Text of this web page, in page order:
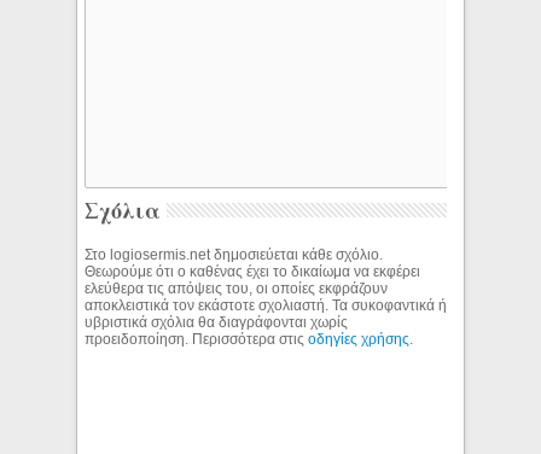
Σχόλια
Στο logiosermis.net δημοσιεύεται κάθε σχόλιο.
Θεωρούμε ότι ο καθένας έχει το δικαίωμα να εκφέρει
ελεύθερα τις απόψεις του, οι οποίες εκφράζουν
αποκλειστικά τον εκάστοτε σχολιαστή. Τα συκοφαντικά ή
υβριστικά σχόλια θα διαγράφονται χωρίς
προειδοποίηση. Περισσότερα στιςοδηγίες χρήσης.